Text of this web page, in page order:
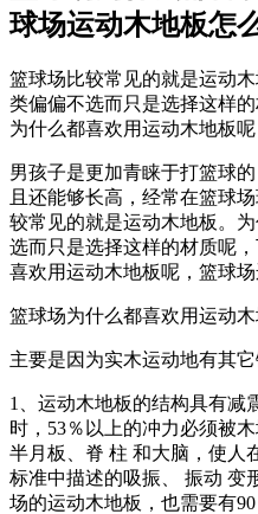
球场运动木地板怎
篮球场比较常见的就是运动
类偏偏不选而只是选择这样
为什么都喜欢用运动木地板
男孩子是更加青睐于打篮球
且还能够长高，经常在篮球
较常见的就是运动木地板。
选而只是选择这样的材质呢
喜欢用运动木地板呢，篮球场
篮球场为什么都喜欢用运动
主要是因为实木运动地有其
1、运动木地板的结构具有减
时，53％以上的冲力必须被
半月板、脊 柱 和大脑，使人
标准中描述的吸振、 振动 变
场的运动木地板，也需要有